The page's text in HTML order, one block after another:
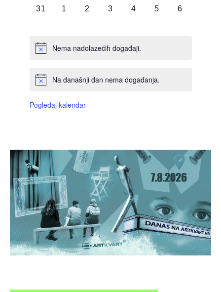
0
31
0
1
0
2
0
3
0
4
0
5
0
6
Nema nadolazećih događaji.
Na današnji dan nema događanja.
Pogledaj kalendar